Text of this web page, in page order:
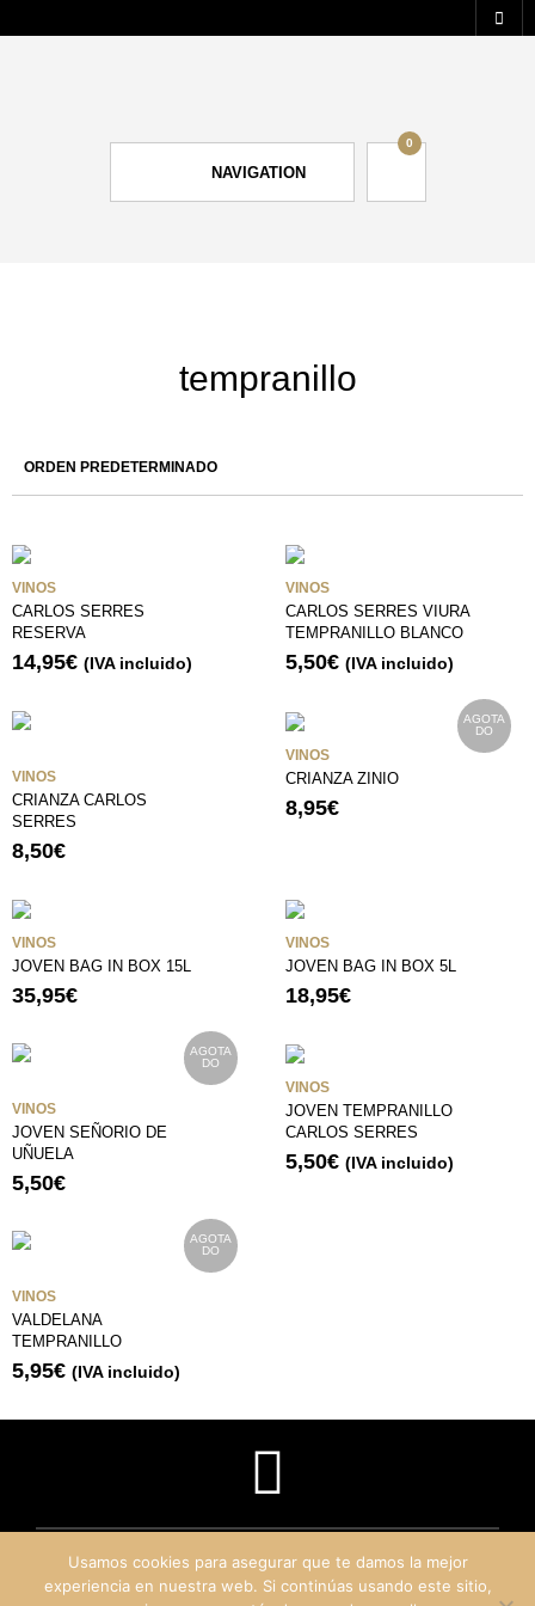
NAVIGATION
0
tempranillo
VINOS
CARLOS SERRES
RESERVA
14,95€ (IVA incluido)
VINOS
CARLOS SERRES VIURA
TEMPRANILLO BLANCO
5,50€ (IVA incluido)
VINOS
CRIANZA CARLOS
SERRES
8,50€
AGOTA
DO
VINOS
CRIANZA ZINIO
8,95€
VINOS
JOVEN BAG IN BOX 15L
35,95€
VINOS
JOVEN BAG IN BOX 5L
18,95€
AGOTA
DO
VINOS
JOVEN SEÑORIO DE
UÑUELA
5,50€
VINOS
JOVEN TEMPRANILLO
CARLOS SERRES
5,50€ (IVA incluido)
AGOTA
DO
VINOS
VALDELANA
TEMPRANILLO
5,95€ (IVA incluido)
Usamos cookies para asegurar que te damos la mejor
experiencia en nuestra web. Si continúas usando este sitio,